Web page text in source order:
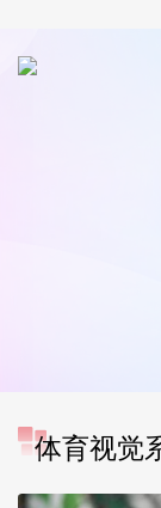
体育视觉